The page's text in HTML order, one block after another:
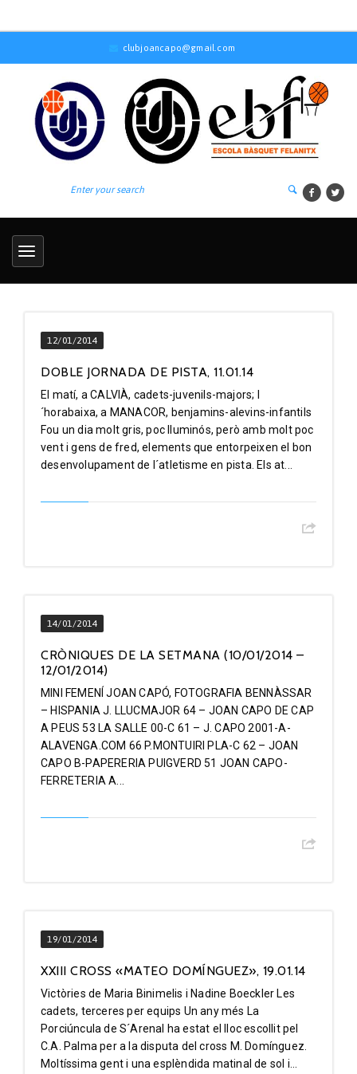
clubjoancapo@gmail.com
12/01/2014
DOBLE JORNADA DE PISTA, 11.01.14
El matí, a CALVIÀ, cadets-juvenils-majors; l
´horabaixa, a MANACOR, benjamins-alevins-infantils
Fou un dia molt gris, poc lluminós, però amb molt poc
vent i gens de fred, elements que entorpeixen el bon
desenvolupament de l´atletisme en pista. Els at...
14/01/2014
CRÒNIQUES DE LA SETMANA (10/01/2014 –
12/01/2014)
MINI FEMENÍ JOAN CAPÓ, FOTOGRAFIA BENNÀSSAR
– HISPANIA J. LLUCMAJOR 64 – JOAN CAPO DE CAP
A PEUS 53 LA SALLE 00-C 61 – J. CAPO 2001-A-
ALAVENGA.COM 66 P.MONTUIRI PLA-C 62 – JOAN
CAPO B-PAPERERIA PUIGVERD 51 JOAN CAPO-
FERRETERIA A...
19/01/2014
XXIII CROSS «MATEO DOMÍNGUEZ», 19.01.14
Victòries de Maria Binimelis i Nadine Boeckler Les
cadets, terceres per equips Un any més La
Porciúncula de S´Arenal ha estat el lloc escollit pel
C.A. Palma per a la disputa del cross M. Domínguez.
Moltíssima gent i una esplèndida matinal de sol i...